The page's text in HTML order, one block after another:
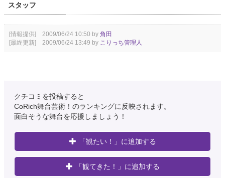
スタッフ
[情報提供] 2009/06/24 10:50 by 角田
[最終更新] 2009/06/24 13:49 by こりっち管理人
クチコミを投稿すると
CoRich舞台芸術！のランキングに反映されます。
面白そうな舞台を応援しましょう！
「観たい！」に追加する
「観てきた！」に追加する